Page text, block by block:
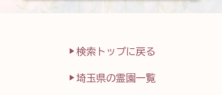
検索トップに戻る
埼玉県の霊園一覧